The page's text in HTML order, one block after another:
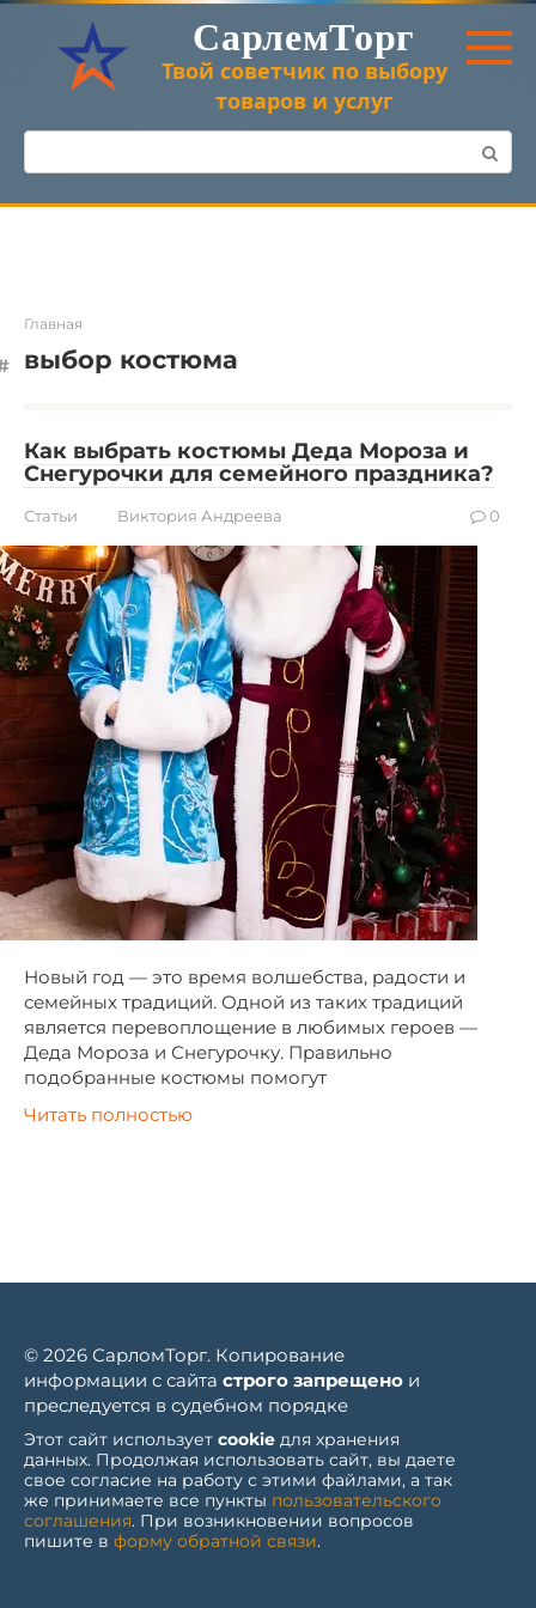
Перейти
контенту
СарлемТорг
Твой советчик по выбору
товаров и услуг
Поиск:
Главная
выбор костюма
Как выбрать костюмы Деда Мороза и
Снегурочки для семейного праздника?
Статьи Виктория Андреева 0
Новый год — это время волшебства, радости и
семейных традиций. Одной из таких традиций
является перевоплощение в любимых героев —
Деда Мороза и Снегурочку. Правильно
подобранные костюмы помогут
Читать полностью
© 2026 СарломТорг. Копирование
информации с сайта строго запрещено и
преследуется в судебном порядке
Этот сайт использует cookie для хранения
данных. Продолжая использовать сайт, вы даете
свое согласие на работу с этими файлами, а так
же принимаете все пункты пользовательского
соглашения. При возникновении вопросов
пишите в форму обратной связи.